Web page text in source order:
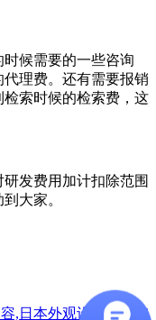
候需要的一些咨询
理费。还有需要报销
索时候的检索费，这
发费用加计扣除范围
大家。
,日本外观设计专利实